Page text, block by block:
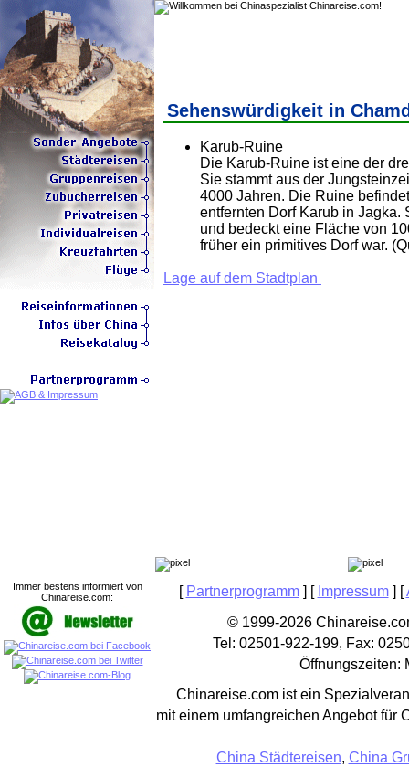
Sehenswürdigkeit in
Karub-Ruine
Die Karub-Ruine ist eine der
Sie stammt aus der
4000 Jahren. Die Ruine
entfernten Dorf Karub in Jagka.
und bedeckt eine Fläche von
früher ein primitives Dorf war.
Lage auf dem Stadtplan
[ Partnerprogramm] [ Impressum] [
© 1999-2026
Tel: 02501-922-199, Fax:
Öffnungszeiten:
Chinareise.com ist ein
mit einem umfangreichen Angebot für
China Städtereisen, China
Immer bestens informiert von
Chinareise.com: